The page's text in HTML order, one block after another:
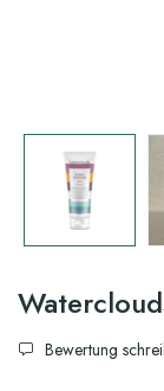
Bewertung